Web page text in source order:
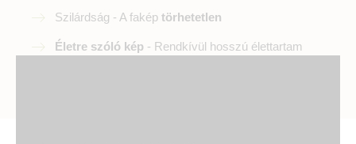
Szilárdság - A fakép törhetetlen
Életre szóló kép - Rendkívül hosszú élettartam